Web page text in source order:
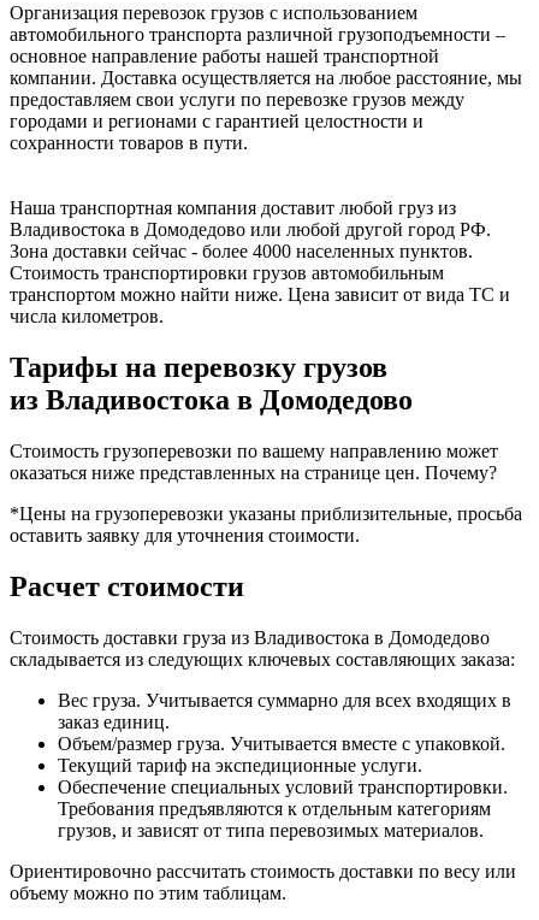
Организация перевозок грузов с использованием
автомобильного транспорта различной грузоподъемности –
основное направление работы нашей транспортной
компании. Доставка осуществляется на любое расстояние, мы
предоставляем свои услуги по перевозке грузов между
городами и регионами с гарантией целостности и
сохранности товаров в пути.
Наша транспортная компания доставит любой груз из
Владивостока в Домодедово или любой другой город РФ.
Зона доставки сейчас - более 4000 населенных пунктов.
Стоимость транспортировки грузов автомобильным
транспортом можно найти ниже. Цена зависит от вида ТС и
числа километров.
Тарифы на перевозку грузов
из Владивостока в Домодедово
Стоимость грузоперевозки по вашему направлению может
оказаться ниже представленных на странице цен. Почему?
*Цены на грузоперевозки указаны приблизительные, просьба
оставить заявку для уточнения стоимости.
Расчет стоимости
Стоимость доставки груза из Владивостока в Домодедово
складывается из следующих ключевых составляющих заказа:
Вес груза. Учитывается суммарно для всех входящих в
заказ единиц.
Объем/размер груза. Учитывается вместе с упаковкой.
Текущий тариф на экспедиционные услуги.
Обеспечение специальных условий транспортировки.
Требования предъявляются к отдельным категориям
грузов, и зависят от типа перевозимых материалов.
Ориентировочно рассчитать стоимость доставки по весу или
объему можно по этим таблицам.